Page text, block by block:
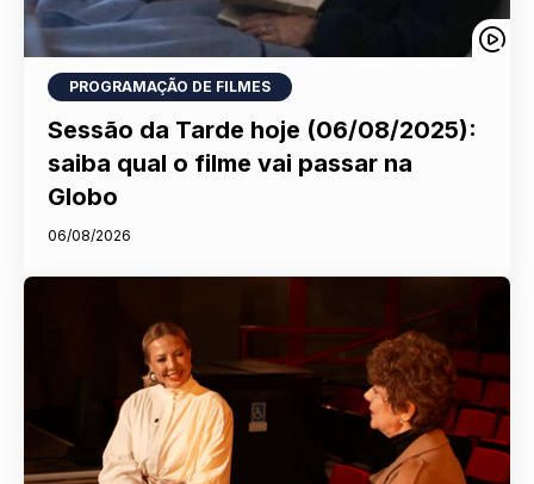
PROGRAMAÇÃO DE FILMES
Sessão da Tarde hoje (06/08/2025):
saiba qual o filme vai passar na
Globo
06/08/2026